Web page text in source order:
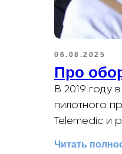
06.08.2025
Про
В 2019 году
пилотного
Telemedic и
Читать